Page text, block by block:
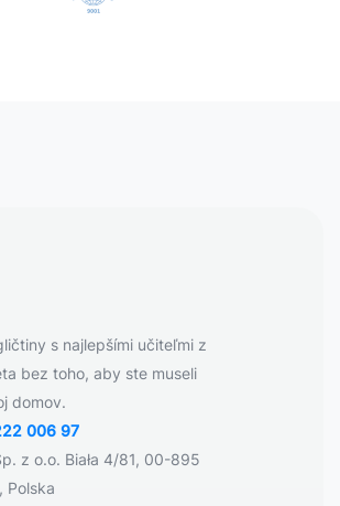
s najlepšími učiteľmi z
bez toho, aby ste museli
domov.
006 97
z o.o. Biała 4/81, 00-895
Polska